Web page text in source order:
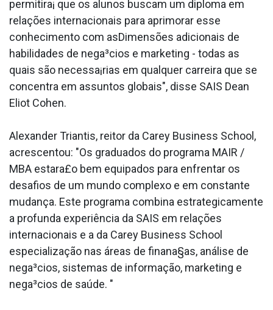
permitira¡ que os alunos buscam um diploma em
relações internacionais para aprimorar esse
conhecimento com asDimensões adicionais de
habilidades de nega³cios e marketing - todas as
quais são necessa¡rias em qualquer carreira que se
concentra em assuntos globais", disse SAIS Dean
Eliot Cohen.
Alexander Triantis, reitor da Carey Business School,
acrescentou: "Os graduados do programa MAIR /
MBA estara£o bem equipados para enfrentar os
desafios de um mundo complexo e em constante
mudança. Este programa combina estrategicamente
a profunda experiência da SAIS em relações
internacionais e a da Carey Business School
especialização nas áreas de finana§as, análise de
nega³cios, sistemas de informação, marketing e
nega³cios de saúde. "